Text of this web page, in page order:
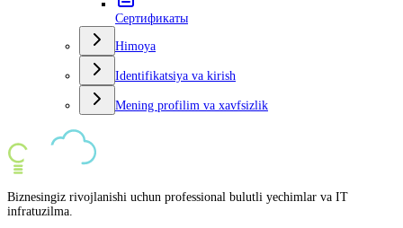
Сертификаты
Himoya
Identifikatsiya va kirish
Mening profilim va xavfsizlik
Biznesingiz rivojlanishi uchun professional bulutli yechimlar va IT
infratuzilma.